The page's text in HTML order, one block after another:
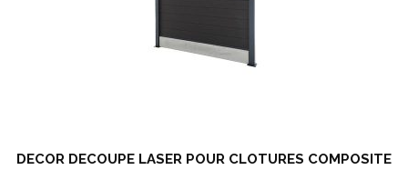
DECOR DECOUPE LASER POUR CLOTURES COMPOSITE